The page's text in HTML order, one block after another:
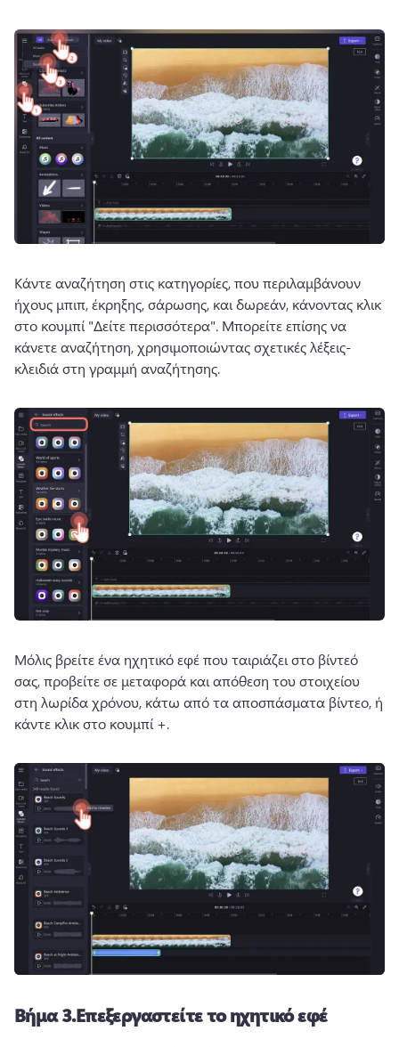
Κάντε αναζήτηση στις κατηγορίες, που περιλαμβάνουν
ήχους μπιπ, έκρηξης, σάρωσης, και δωρεάν, κάνοντας κλικ
στο κουμπί "Δείτε περισσότερα". Μπορείτε επίσης να
κάνετε αναζήτηση, χρησιμοποιώντας σχετικές λέξεις-
κλειδιά στη γραμμή αναζήτησης.
Μόλις βρείτε ένα ηχητικό εφέ που ταιριάζει στο βίντεό
σας, προβείτε σε μεταφορά και απόθεση του στοιχείου
στη λωρίδα χρόνου, κάτω από τα αποσπάσματα βίντεο, ή
κάντε κλικ στο κουμπί +.
Βήμα 3.Επεξεργαστείτε το ηχητικό εφέ